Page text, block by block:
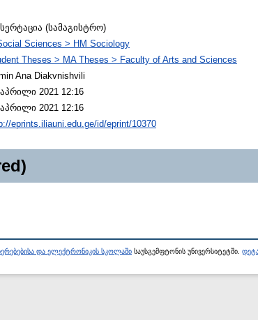
(სამაგისტრო)
Sciences > HM Sociology
Theses > MA Theses > Faculty of Arts and Sciences
Ana Diakvnishvili
2021 12:16
2021 12:16
eprints.iliauni.edu.ge/id/eprint/10370
და ელექტრონიკის სკოლაში საუსგემფტონის უნივერსიტეტში.